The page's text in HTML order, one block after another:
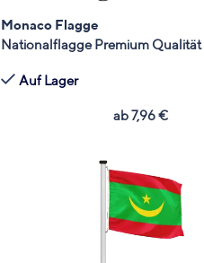
Monaco Flagge
Nationalflagge Premium Qualität
Auf Lager
ab7,96€